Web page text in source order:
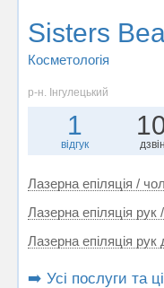
Sisters
Косметологія
р-н. Інгулецький
1
відгук
Лазерна епіляція /
Лазерна епіляція рук
Лазерна епіляція рук
➡️ Усі послуги та